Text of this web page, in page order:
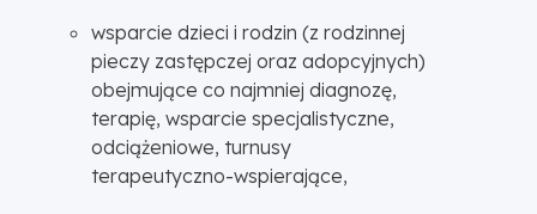
wsparcie dzieci i rodzin (z rodzinnej
pieczy zastępczej oraz adopcyjnych)
obejmujące co najmniej diagnozę,
terapię, wsparcie specjalistyczne,
odciążeniowe, turnusy
terapeutyczno-wspierające,